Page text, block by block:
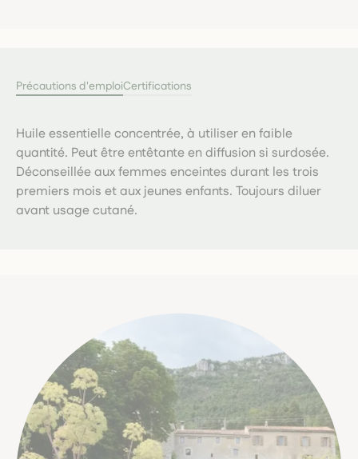
Précautions d'emploiCertifications
Huile essentielle concentrée, à utiliser en faible
quantité. Peut être entêtante en diffusion si surdosée.
Déconseillée aux femmes enceintes durant les trois
premiers mois et aux jeunes enfants. Toujours diluer
avant usage cutané.